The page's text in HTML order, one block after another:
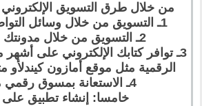
من خلال طرق التسويق
1ـ التسويق من خلال وسائل التواصل الاجتماعي.
2ـ التسويق من خلال مدونتك الشخصية.
3ـ توافر كتابك الإلكتروني على
الرقمية مثل موقع أمازون
4ـ الاستعانة بمسوق رقمي محترف.
خامسا: إنشاء تطبيق على